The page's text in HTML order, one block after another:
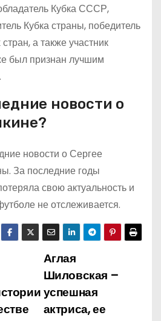
Кубка СССР,
Кубка страны, победитель
а также участник
был признан лучшим
новости о
новости о Сергее
За последние годы
свою актуальность и
не отслеживается.
Аглая
Шиловская –
успешная
актриса, ее